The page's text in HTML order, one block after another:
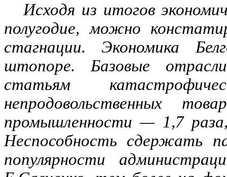
Исходя из итогов
полугодие, можно
стагнации. Экономика
штопоре. Базовые
статьям
непродовольственных
промышленности — 1,7
Неспособность сдержать
популярности